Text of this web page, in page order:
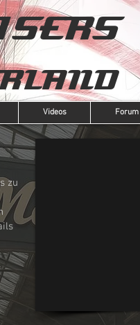
Videos Forum
zu